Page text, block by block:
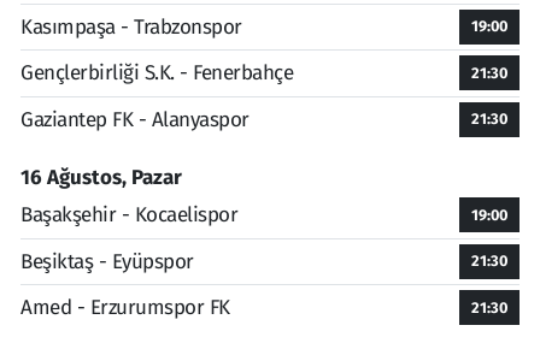
Kasımpaşa - Trabzonspor 19:00
Gençlerbirliği S.K. - Fenerbahçe 21:30
Gaziantep FK - Alanyaspor 21:30
16 Ağustos, Pazar
Başakşehir - Kocaelispor
19:00
Beşiktaş - Eyüpspor 21:30
Amed - Erzurumspor FK 21:30